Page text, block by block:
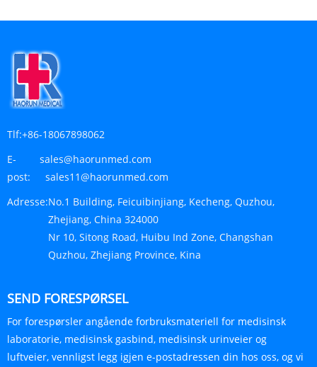
Tlf:+86-18067898062
E-
post:
sales@haorunmed.com
sales11@haorunmed.com
Adresse:No.1 Building, Feicuibinjiang, Kecheng, Quzhou,
Zhejiang, China 324000
Nr 10, Sitong Road, Huibu Ind Zone, Changshan
Quzhou, Zhejiang Province, Kina
SEND FORESPØRSEL
For forespørsler angående forbruksmateriell for medisinsk
laboratorie, medisinsk gasbind, medisinsk urinveier og
luftveier, vennligst legg igjen e-postadressen din hos oss, og vi